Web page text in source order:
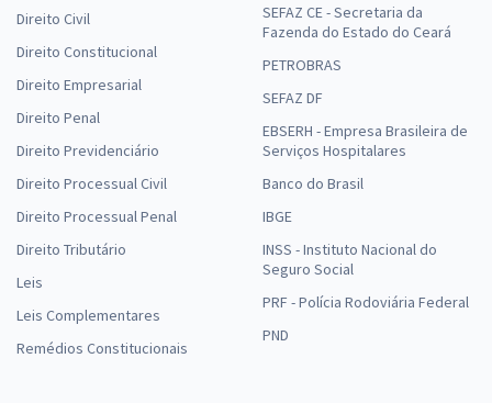
Direito Civil
Direito Constitucional
Direito Empresarial
Direito Penal
Direito Previdenciário
Direito Processual Civil
Direito Processual Penal
Direito Tributário
Leis
Leis Complementares
Remédios Constitucionais
SEFAZ CE - Secretaria da
Fazenda do Estado do Ceará
PETROBRAS
SEFAZ DF
EBSERH - Empresa Brasileira de
Serviços Hospitalares
Banco do Brasil
IBGE
INSS - Instituto Nacional do
Seguro Social
PRF - Polícia Rodoviária Federal
PND